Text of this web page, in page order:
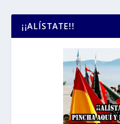
¡¡ALÍSTATE!!